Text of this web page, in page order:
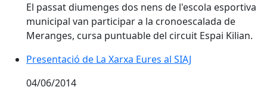
El passat diumenges dos nens de l'escola esportiva
municipal van participar a la cronoescalada de
Meranges, cursa puntuable del circuit Espai Kilian.
Presentació de La Xarxa Eures al SIAJ
04/06/2014